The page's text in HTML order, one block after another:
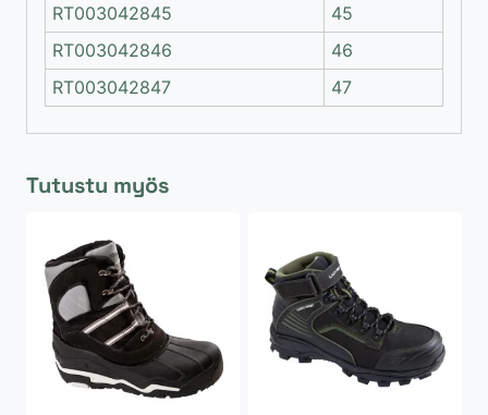
RT003042845
45
RT003042846
46
RT003042847
47
Tutustu myös